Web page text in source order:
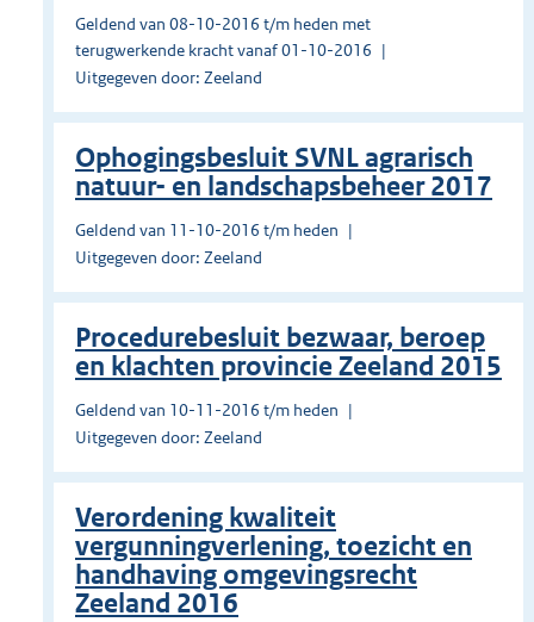
Geldend van 08-10-2016 t/m heden met
terugwerkende kracht vanaf 01-10-2016
Uitgegeven door: Zeeland
Ophogingsbesluit SVNL agrarisch
natuur- en landschapsbeheer 2017
Geldend van 11-10-2016 t/m heden
Uitgegeven door: Zeeland
Procedurebesluit bezwaar, beroep
en klachten provincie Zeeland 2015
Geldend van 10-11-2016 t/m heden
Uitgegeven door: Zeeland
Verordening kwaliteit
vergunningverlening, toezicht en
handhaving omgevingsrecht
Zeeland 2016